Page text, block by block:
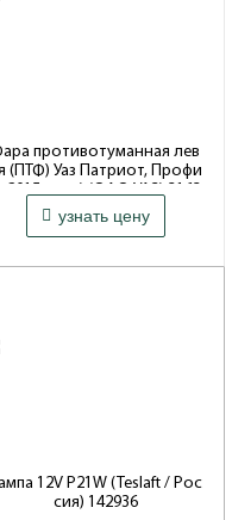
противотуманная лев
(ПТФ) Уаз Патриот, Профи
Артикул: 316300374301010
2 300 ₽
узнать цену
12V P21W (Teslaft / Рос
сия) 142936